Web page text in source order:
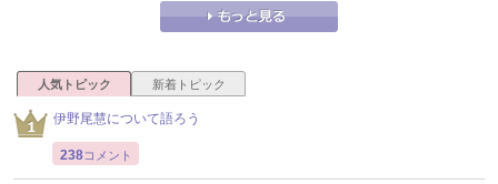
人気トピック 新着トピック
伊野尾慧について語ろう
238コメント